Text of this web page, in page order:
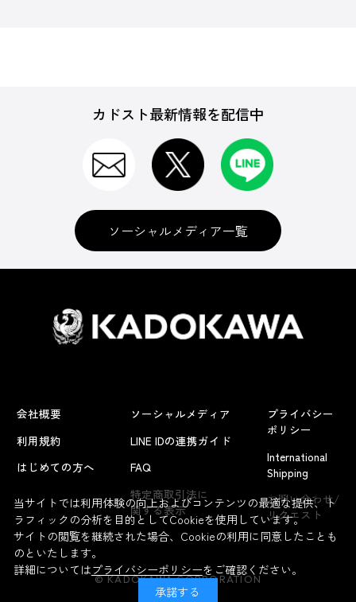
よくあるお問い合わせ
カドスト最新情報を配信中
ソーシャルメディア一覧
会社概要
利用規約
はじめての方へ
ソーシャルメディア
LINE IDの連携ガイド
FAQ
特定商取引法に
関する表示
プライバシー
ポリシー
International
Shipping
お問い合わせ/
リクエスト
© KADOKAWA CORPORATION
当サイトでは利用体験の向上およびコンテンツの最適な提供、ト
ラフィックの分析を目的としてCookieを使用しています。
サイトの閲覧を継続された場合、Cookieの利用に同意したことも
のといたします。
詳細についてはプライバシーポリシーをご確認ください。
承諾する